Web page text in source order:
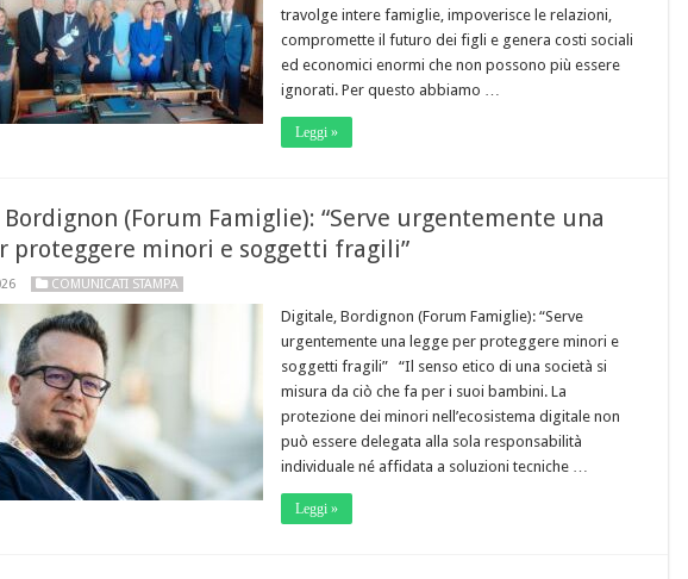
travolge intere famiglie, impoverisce le relazioni,
compromette il futuro dei figli e genera costi sociali
ed economici enormi che non possono più essere
ignorati. Per questo abbiamo …
Leggi »
(Forum Famiglie): “Serve urgentemente una
proteggere minori e soggetti fragili”
COMUNICATI STAMPA
Digitale, Bordignon (Forum Famiglie): “Serve
urgentemente una legge per proteggere minori e
soggetti fragili” “Il senso etico di una società si
misura da ciò che fa per i suoi bambini. La
protezione dei minori nell’ecosistema digitale non
può essere delegata alla sola responsabilità
individuale né affidata a soluzioni tecniche …
Leggi »